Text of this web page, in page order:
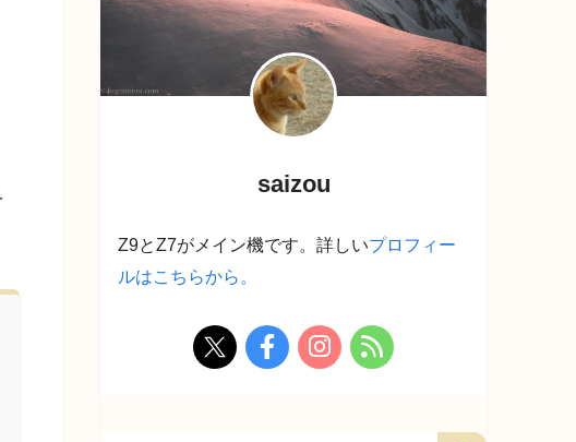
saizou
Z9とZ7がメイン機です。詳しいプロフィー
ルはこちらから。